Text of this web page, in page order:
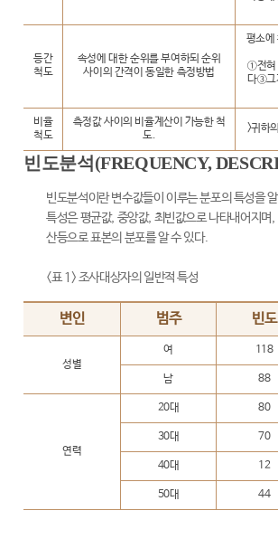
등간
척도
속성에 대한 순위를 부여하되 순위
사이의 간격이 동일한 측정방법
평소에
①전혀
다③그
비율
척도
측정값 사이의 비율계산이 가능한 척
도.
>귀하
빈도분석(FREQUENCY,
빈도분석이란 변수값들이 이루는 분포의 특성을
특성은 평균값, 중앙값, 최빈값으로 나타내어지며,
산등으로 표본의 분포를 알 수 있다.
<표 1> 조사대상자의 일반적 특성
변인 범주 빈도
성별
여 118
남 88
연력
20대 80
30대 70
40대 12
50대 44